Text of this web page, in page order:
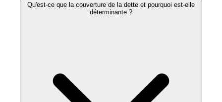
Qu'est-ce que la couverture de la dette et pourquoi est-elle
déterminante ?